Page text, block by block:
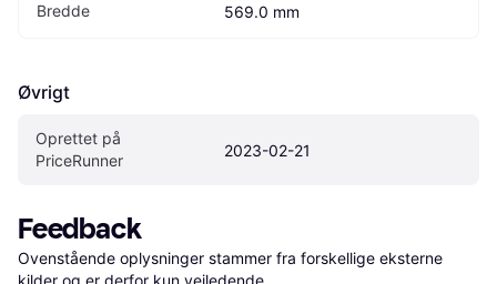
Bredde 569.0 mm
Øvrigt
Oprettet på
PriceRunner
2023-02-21
Feedback
Ovenstående oplysninger stammer fra forskellige eksterne